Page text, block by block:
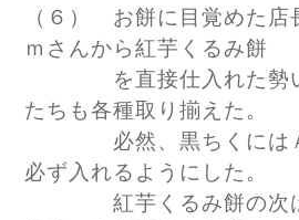
（６） お餅に目覚めた店
ｍさんから紅芋くるみ餅
を直接仕入れた勢い
たちも各種取り揃えた。
必然、黒ちくにはＡ
必ず入れるようにした。
紅芋くるみ餅の次は